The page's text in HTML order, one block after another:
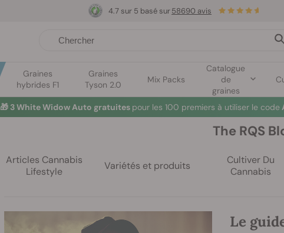
Graines
hybrides F1
Graines
Tyson 2.0
Mix Packs
Catalogue
de
graines
4.7 sur 5 basé sur58690 avis
🎁 3 White Widow Auto gratuites pour les 100 premiers à utiliser le code
The RQS
Articles Cannabis
Lifestyle
Variétés et produits
Cultiver Du
Cannabis
Le